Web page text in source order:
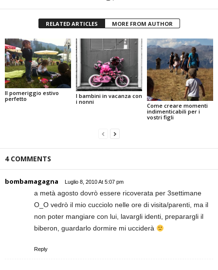
RELATED ARTICLES MORE FROM AUTHOR
Il pomeriggio estivo
perfetto
I bambini in vacanza con
i nonni
Come creare momenti
indimenticabili per i
vostri figli
4 COMMENTS
bombamagagna Luglio 8, 2010 At 5:07 pm
a metà agosto dovrò essere ricoverata per 3settimane
O_O vedrò il mio cucciolo nelle ore di visita/parenti, ma il
non poter mangiare con lui, lavargli identi, preparargli il
biberon, guardarlo dormire mi ucciderà
Reply